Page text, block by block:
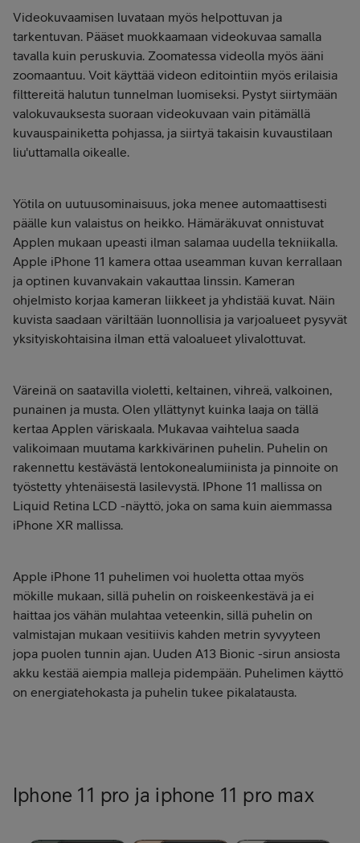
Videokuvaamisen luvataan myös helpottuvan ja
tarkentuvan. Pääset muokkaamaan videokuvaa samalla
tavalla kuin peruskuvia. Zoomatessa videolla myös ääni
zoomaantuu. Voit käyttää videon editointiin myös erilaisia
filttereitä halutun tunnelman luomiseksi. Pystyt siirtymään
valokuvauksesta suoraan videokuvaan vain pitämällä
kuvauspainiketta pohjassa, ja siirtyä takaisin kuvaustilaan
liu'uttamalla oikealle.
Yötila on uutuusominaisuus, joka menee automaattisesti
päälle kun valaistus on heikko. Hämäräkuvat onnistuvat
Applen mukaan upeasti ilman salamaa uudella tekniikalla.
Apple iPhone 11 kamera ottaa useamman kuvan kerrallaan
ja optinen kuvanvakain vakauttaa linssin. Kameran
ohjelmisto korjaa kameran liikkeet ja yhdistää kuvat. Näin
kuvista saadaan väriltään luonnollisia ja varjoalueet pysyvät
yksityiskohtaisina ilman että valoalueet ylivalottuvat.
Väreinä on saatavilla violetti, keltainen, vihreä, valkoinen,
punainen ja musta. Olen yllättynyt kuinka laaja on tällä
kertaa Applen väriskaala. Mukavaa vaihtelua saada
valikoimaan muutama karkkivärinen puhelin. Puhelin on
rakennettu kestävästä lentokonealumiinista ja pinnoite on
työstetty yhtenäisestä lasilevystä. IPhone 11 mallissa on
Liquid Retina LCD -näyttö, joka on sama kuin aiemmassa
iPhone XR mallissa.
Apple iPhone 11 puhelimen voi huoletta ottaa myös
mökille mukaan, sillä puhelin on roiskeenkestävä ja ei
haittaa jos vähän mulahtaa veteenkin, sillä puhelin on
valmistajan mukaan vesitiivis kahden metrin syvyyteen
jopa puolen tunnin ajan. Uuden A13 Bionic -sirun ansiosta
akku kestää aiempia malleja pidempään. Puhelimen käyttö
on energiatehokasta ja puhelin tukee pikalatausta.
Iphone 11 pro ja iphone 11 pro max